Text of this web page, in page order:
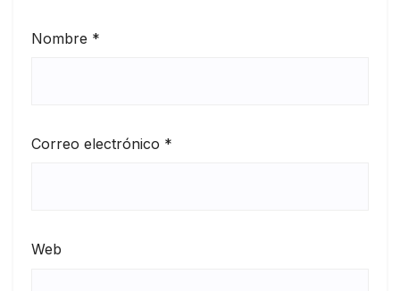
Nombre *
Correo electrónico *
Web